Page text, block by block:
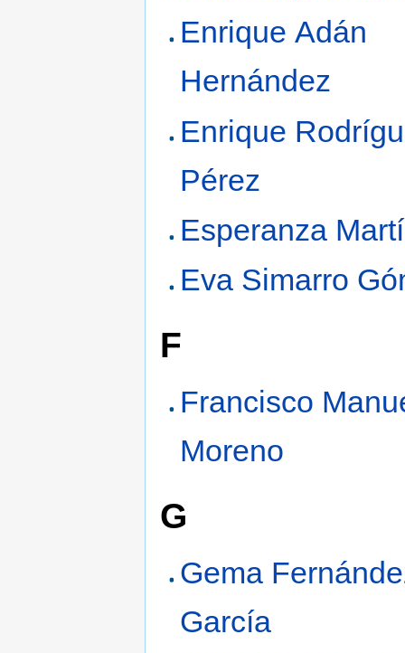
Enrique Adán
Hernández
Enrique
Pérez
Esperanza
Eva Simarro
F
Francisco
Moreno
G
Gema
García